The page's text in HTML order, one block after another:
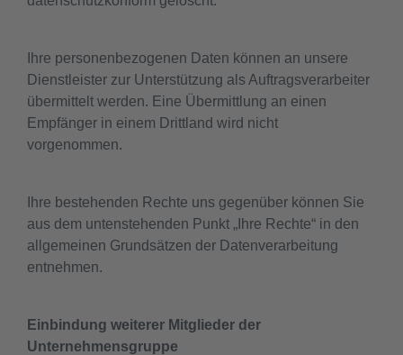
Ihre personenbezogenen Daten können an unsere
Dienstleister zur Unterstützung als Auftragsverarbeiter
übermittelt werden. Eine Übermittlung an einen
Empfänger in einem Drittland wird nicht
vorgenommen.
Ihre bestehenden Rechte uns gegenüber können Sie
aus dem untenstehenden Punkt „Ihre Rechte“ in den
allgemeinen Grundsätzen der Datenverarbeitung
entnehmen.
Einbindung weiterer Mitglieder der
Unternehmensgruppe